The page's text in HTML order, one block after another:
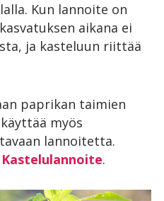
Kun lannoite on
aikana ei
ja kasteluun riittää
paprikan taimien
myös
lannoitetta.
.